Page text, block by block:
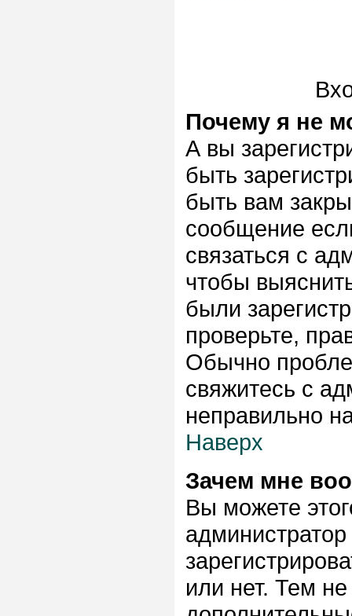
Почему я не
А вы
быть
быть вам
сообщение
связаться с
чтобы
были
проверьте,
Обычно
свяжитесь с
неправильно
Наверх
Зачем мне
Вы можете
или нет. Тем